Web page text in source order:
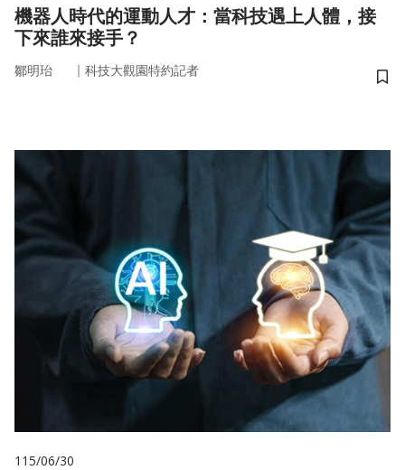
機器人時代的運動人才：當科技遇上人體，接
下來誰來接手？
鄒明珆 ｜ 科技大觀園特約記者
儲
115/06/30